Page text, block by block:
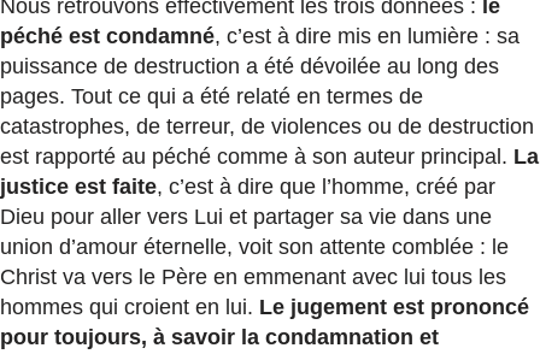
Nous retrouvons effectivement les trois données : le
péché est condamné, c’est à dire mis en lumière : sa
puissance de destruction a été dévoilée au long des
pages. Tout ce qui a été relaté en termes de
catastrophes, de terreur, de violences ou de destruction
est rapporté au péché comme à son auteur principal. La
justice est faite, c’est à dire que l’homme, créé par
Dieu pour aller vers Lui et partager sa vie dans une
union d’amour éternelle, voit son attente comblée : le
Christ va vers le Père en emmenant avec lui tous les
hommes qui croient en lui. Le jugement est prononcé
pour toujours, à savoir la condamnation et